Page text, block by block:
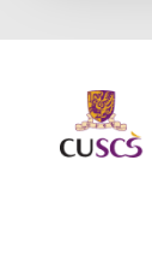
The